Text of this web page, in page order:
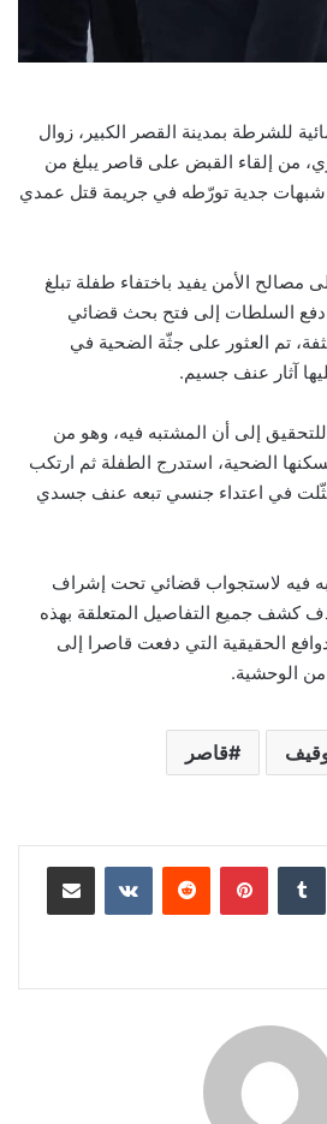
للشرطة بمدينة القصر الكبير، زوال
شتنبر الجاري، من إلقاء القبض على قاصر يبلغ من
خلفية شبهات جدية تورّطه في جريمة قتل عمدي
مصالح الأمن يفيد باختفاء طفلة تبلغ
السلطات إلى فتح بحث قضائي
تم العثور على جثّة الضحية في
آثار عنف جسيم.
إلى أن المشتبه فيه، وهو من
الضحية، استدرج الطفلة ثم ارتكب
في اعتداء جنسي تبعه عنف جسدي
فيه لاستجواب قضائي تحت إشراف
كشف جميع التفاصيل المتعلقة بهذه
الحقيقية التي دفعت قاصرا إلى
الوحشية.
قاصر
بينتيريست مشاركة عبر البريد